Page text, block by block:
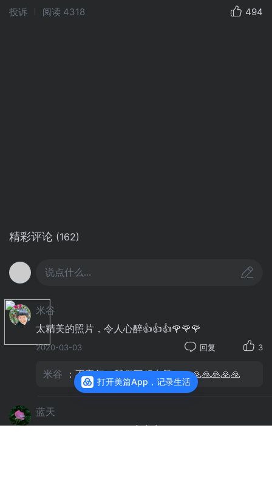
投诉 阅读 4318 494
精彩评论 (162)
说点什么...
米谷
太精美的照片，令人心醉👍👍👍🌹🌹🌹
2020-03-03 回复 3
米谷 ：不客气，我们互相点赞！🙏🙏🙏🙏🙏🙏
蓝天
打开美篇App，记录生活